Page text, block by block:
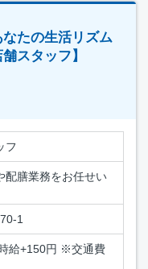
たの生活リズム
スタッフ】
フ
配膳業務をお任せい
1
給+150円 ※交通費